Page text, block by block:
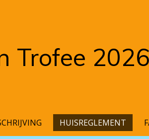
Trofee 2026
HUISREGLEMENT